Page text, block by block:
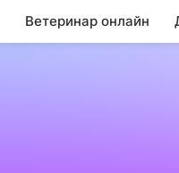
Ветеринар онлайн